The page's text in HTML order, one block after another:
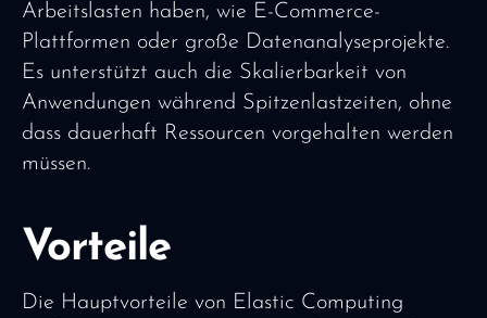
Arbeitslasten haben, wie E-Commerce-
Plattformen oder große Datenanalyseprojekte.
Es unterstützt auch die Skalierbarkeit von
Anwendungen während Spitzenlastzeiten, ohne
dass dauerhaft Ressourcen vorgehalten werden
müssen.
Vorteile
Die Hauptvorteile von Elastic Computing